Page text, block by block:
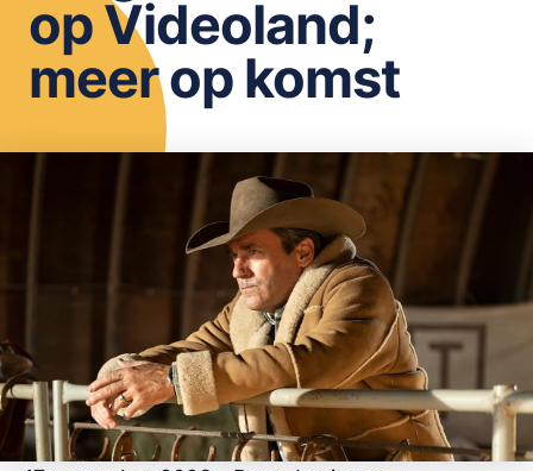
OPSLAAN
op Videoland;
meer op komst